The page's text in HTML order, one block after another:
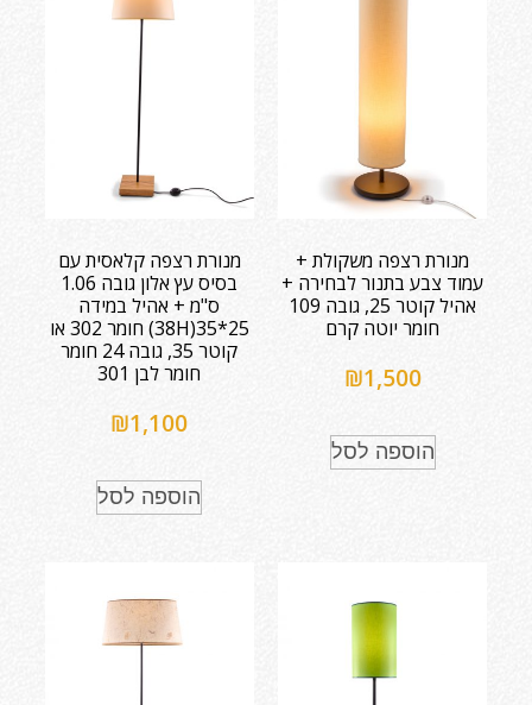
מנורת רצפה משקולת +
עמוד צבע בתנור לבחירה +
אהיל קוטר 25, גובה 109
חומר יוטה קרם
₪1,500
הוספה לסל
מנורת רצפה קלאסית עם
בסיס עץ אלון גובה 1.06
ס"מ + אהיל במידה
25*35(38H) חומר 302 או
קוטר 35, גובה 24 חומר
חומר לבן 301
₪1,100
הוספה לסל